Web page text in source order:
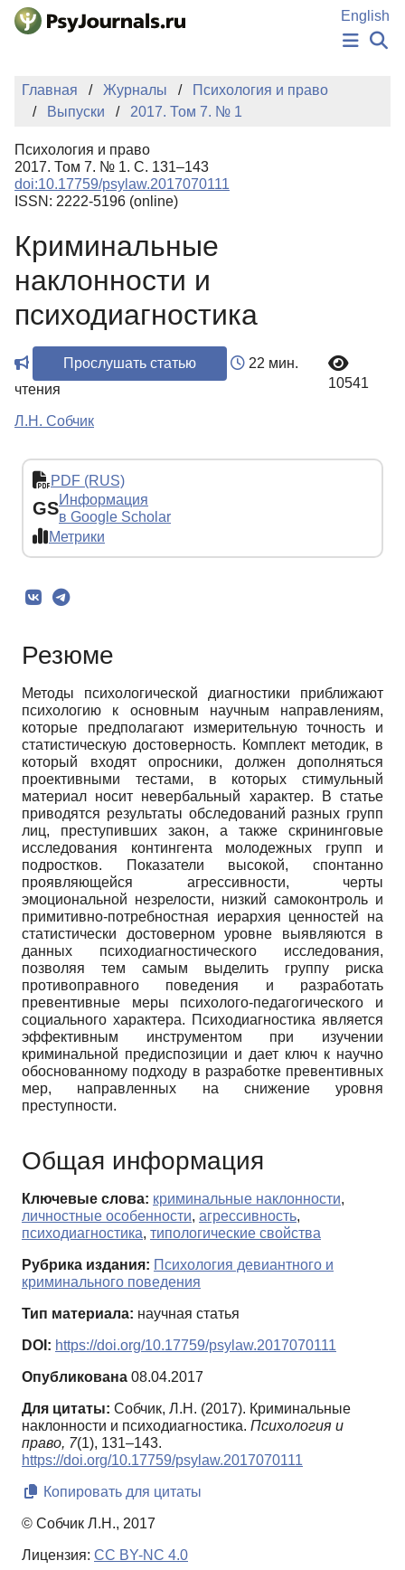
Перейти к основному содержанию
English
НОВОСТИ
ИЗДАНИЯ
ПОДАТЬ РУКОПИСЬ
БАЗА ЗНАНИЙ
КЛЮЧЕВЫЕ СЛОВА
Регистрация
Главная Журналы
Психология и право
Выпуски
2017. Том 7. № 1
Психология и право
2017. Том 7. № 1. С. 131–143
doi:10.17759/psylaw.2017070111
ISSN: 2222-5196 (online)
Криминальные
наклонности и
психодиагностика
Прослушать статью
22 мин.
чтения
10541
Л.Н. Собчик
PDF (RUS)
GSИнформация
в Google Scholar
Метрики
Резюме
Методы психологической диагностики приближают
психологию к основным научным направлениям,
которые предполагают измерительную точность и
статистическую достоверность. Комплект методик, в
который входят опросники, должен дополняться
проективными тестами, в которых стимульный
материал носит невербальный характер. В статье
приводятся результаты обследований разных групп
лиц, преступивших закон, а также скрининговые
исследования контингента молодежных групп и
подростков. Показатели высокой, спонтанно
проявляющейся агрессивности, черты
эмоциональной незрелости, низкий самоконтроль и
примитивно-потребностная иерархия ценностей на
статистически достоверном уровне выявляются в
данных психодиагностического исследования,
позволяя тем самым выделить группу риска
противоправного поведения и разработать
превентивные меры психолого-педагогического и
социального характера. Психодиагностика является
эффективным инструментом при изучении
криминальной предиспозиции и дает ключ к научно
обоснованному подходу в разработке превентивных
мер, направленных на снижение уровня
преступности.
Общая информация
Ключевые слова: криминальные наклонности,
личностные особенности, агрессивность,
психодиагностика, типологические свойства
Рубрика издания: Психология девиантного и
криминального поведения
Тип материала: научная статья
DOI: https://doi.org/10.17759/psylaw.2017070111
Опубликована 08.04.2017
Для цитаты: Собчик, Л.Н. (2017). Криминальные
наклонности и психодиагностика. Психология и
право, 7(1), 131–143.
https://doi.org/10.17759/psylaw.2017070111
Копировать для цитаты
© Собчик Л.Н., 2017
Лицензия: CC BY-NC 4.0